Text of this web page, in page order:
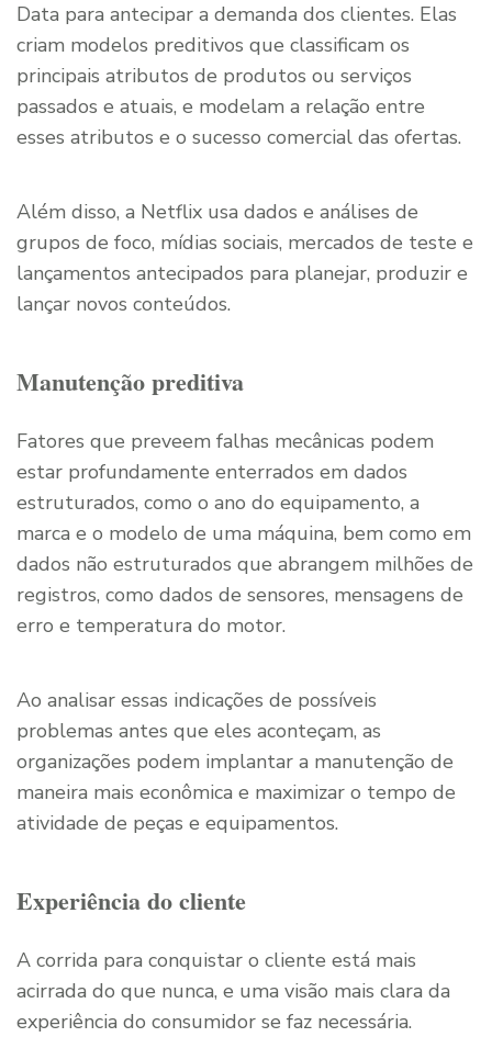
Data para antecipar a demanda dos clientes. Elas
criam modelos preditivos que classificam os
principais atributos de produtos ou serviços
passados ​​e atuais, e modelam a relação entre
esses atributos e o sucesso comercial das ofertas.
Além disso, a Netflix usa dados e análises de
grupos de foco, mídias sociais, mercados de teste e
lançamentos antecipados para planejar, produzir e
lançar novos conteúdos.
Manutenção preditiva
Fatores que preveem falhas mecânicas podem
estar profundamente enterrados em dados
estruturados, como o ano do equipamento, a
marca e o modelo de uma máquina, bem como em
dados não estruturados que abrangem milhões de
registros, como dados de sensores, mensagens de
erro e temperatura do motor.
Ao analisar essas indicações de possíveis
problemas antes que eles aconteçam, as
organizações podem implantar a manutenção de
maneira mais econômica e maximizar o tempo de
atividade de peças e equipamentos.
Experiência do cliente
A corrida para conquistar o cliente está mais
acirrada do que nunca, e uma visão mais clara da
experiência do consumidor se faz necessária.